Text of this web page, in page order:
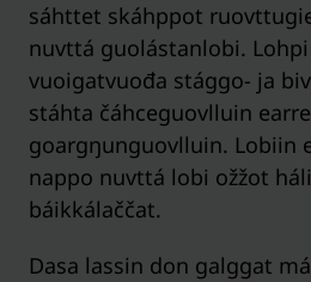
sáhttet skáhppot
nuvttá guolástanlobi.
vuoigatvuođa stággo- ja
stáhta čáhceguovlluin
goargŋunguovlluin. Lobiin
nappo nuvttá lobi ožžot
báikkálaččat.
Dasa lassin don galggat